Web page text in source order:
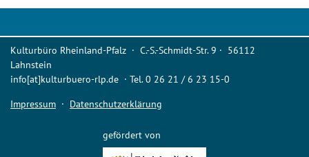
Kulturbüro Rheinland-Pfalz · C.-S.-Schmidt-Str. 9 · 56112
Lahnstein
info[at]kulturbuero-rlp.de · Tel. 0 26 21 / 6 23 15-0
Impressum · Datenschutzerklärung
gefördert von